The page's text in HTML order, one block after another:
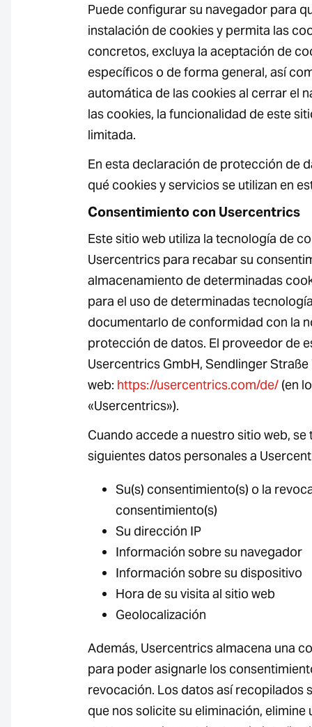
Puede configurar su navegador para
instalación de cookies y permita las
concretos, excluya la aceptación de
específicos o de forma general, así
automática de las cookies al cerrar el
las cookies, la funcionalidad de este
limitada.
En esta declaración de protección de
qué cookies y servicios se utilizan en
Consentimiento con Usercentrics
Este sitio web utiliza la tecnología de
Usercentrics para recabar su
almacenamiento de determinadas
para el uso de determinadas
documentarlo de conformidad con la
protección de datos. El proveedor de
Usercentrics GmbH, Sendlinger
web: https://usercentrics.com/de/ (en
«Usercentrics»).
Cuando accede a nuestro sitio web, se
siguientes datos personales a
Su(s) consentimiento(s) o la
consentimiento(s)
Su dirección IP
Información sobre su navegador
Información sobre su dispositivo
Hora de su visita al sitio web
Geolocalización
Además, Usercentrics almacena una
para poder asignarle los
revocación. Los datos así recopilados
que nos solicite su eliminación,